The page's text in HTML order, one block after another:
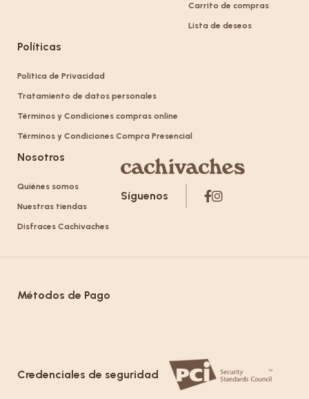
Carrito de compras
Lista de deseos
Políticas
Política de Privacidad
Tratamiento de datos personales
Términos y Condiciones compras online
Términos y Condiciones Compra Presencial
Nosotros
Quiénes somos
Nuestras tiendas
Disfraces Cachivaches
Síguenos
Métodos de Pago
Credenciales de seguridad